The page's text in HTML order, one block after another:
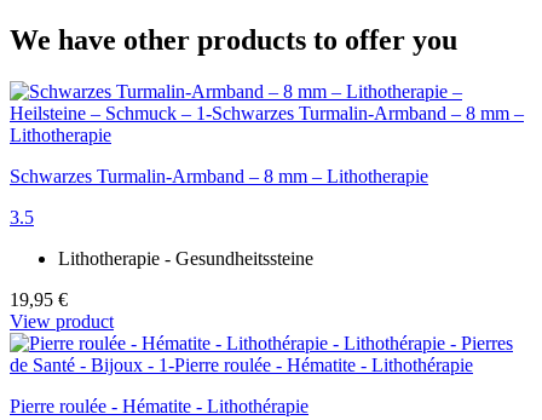
We have other products to offer you
Schwarzes Turmalin-Armband – 8 mm – Lithotherapie
3.5
Lithotherapie - Gesundheitssteine
19,95 €
View product
Pierre roulée - Hématite - Lithothérapie